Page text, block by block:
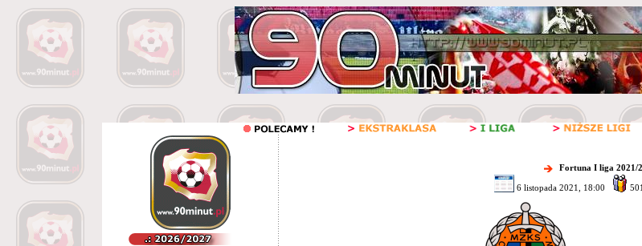
Fortuna I liga 2021/
6 listopada 2021, 18:00